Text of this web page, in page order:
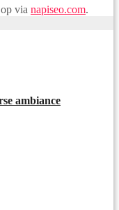
via napiseo.com.
ambiance